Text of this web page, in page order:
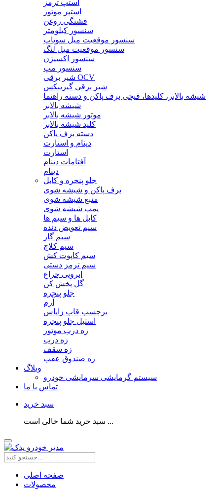
استپ ترمز
استپر موتور
فشنگی روغن
سنسور کیلومتر
سنسور موقعیت میل سوپاپ
سنسور موقعیت میل لنگ
سنسور اکسیژن
سنسور مپ
شیر برقی OCV
شیر برقی گیریبکس
شیشه بالابر، کلیدها، قیچی برف پاکن و دسته راهنما
شیشه بالابر
موتور شیشه بالابر
کلید شیشه بالابر
دسته برف پاکن
دینام و استارت
استارت
آفتامات دینام
دینام
جلو پنجره و کابل
برف پاکن و شیشه شوی
منبع شیشه شوی
پمپ شیشه شوی
کابل ها و سیم ها
سیم تعویض دنده
سیم گاز
سیم کلاچ
سیم کاپوت کش
سیم ترمز دستی
ابرویی چراغ
گل پخش کن
جلو پنجره
آرم
برچسب قاب زاپاس
استیل جلو پنجره
زه درب موتور
زه درب
زه سقف
زه صندوق عقب
وبلاگ
سیستم گرمایشی سرمایشی خودرو
تماس با ما
سبد خرید
سبد خرید شما خالی است ...
صفحه اصلی
محصولات